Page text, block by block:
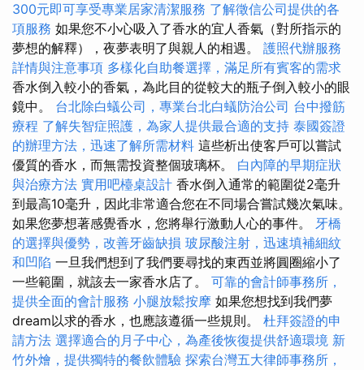
300元即可享受專業居家清潔服務 了解徵信公司提供的各
項服務 如果您不小心吸入了香水的宜人香氣（對所指示的
夢想的解釋），夜夢表明了與親人的相遇。 護照代辦服務
詳情與注意事項 多樣化自助餐選擇，滿足所有賓客的需求
香水倒入較小的香氣，為此目的從較大的瓶子倒入較小的眼
鏡中。 台北除白蟻公司，專業台北白蟻防治公司 台中撥筋
療程 了解失智症照護，為家人提供最合適的支持 泰國簽證
的辦理方法，迅速了解所需材料 這些析出使客戶可以嘗試
優質的香水，而無需投資整個玻璃杯。 白內障的早期症狀
與治療方法 實用吧檯桌設計 香水倒入通常的範圍從2毫升
到最高10毫升，因此非常適合您在不同場合嘗試幾次氣味。
如果您夢想著感覺香水，您將舉行激動人心的事件。 牙橋
的選擇與優勢，改善牙齒缺損 玻尿酸注射，迅速填補細紋
和凹陷 一旦我們想到了我們要尋找的東西並將圓圈縮小了
一些範圍，就該去一家香水店了。 可靠的會計師事務所，
提供全面的會計服務 小腿放鬆按摩 如果您想找到我們夢
dream以求的香水，也應該遵循一些規則。 杜拜簽證的申
請方法 選擇適合的月子中心，為產後恢復提供舒適環境 新
竹外燴，提供獨特的餐飲體驗 探索台灣五大律師事務所，